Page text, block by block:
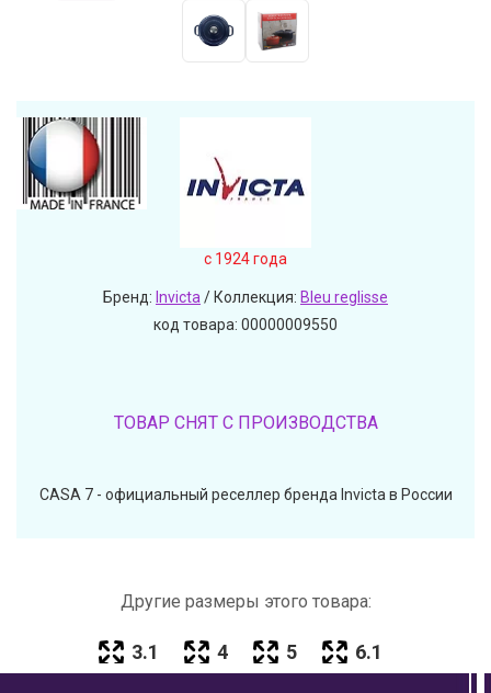
c 1924 года
Бренд: Invicta/ Коллекция: Bleu reglisse
код товара: 00000009550
ТОВАР СНЯТ С ПРОИЗВОДСТВА
CASA 7 - официальный реселлер бренда Invicta в России
Другие размеры этого товара:
3.1 4 5 6.1